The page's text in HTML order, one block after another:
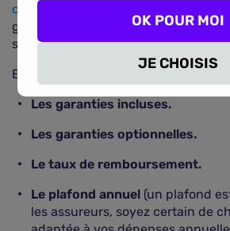
chien
garanties. Commencez par remplir
sur notrecomparateur d'assurance
Ensuite, analysez :
Les garanties incluses.
Les garanties optionnelles.
Le taux de remboursement.
Le plafond annuel (un plafond
les assureurs, soyez certain de
JE CHOISIS
OK POUR MOI